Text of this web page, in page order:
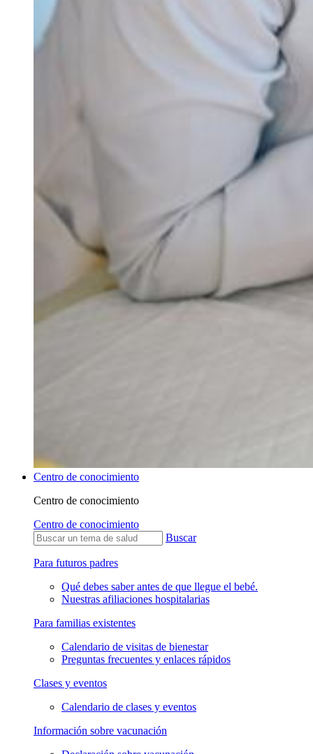
Centro de conocimiento
Centro de conocimiento
Centro de conocimiento
Buscar
Para futuros padres
Qué debes saber antes de que llegue el bebé.
Nuestras afiliaciones hospitalarias
Para familias existentes
Calendario de visitas de bienestar
Preguntas frecuentes y enlaces rápidos
Clases y eventos
Calendario de clases y eventos
Información sobre vacunación